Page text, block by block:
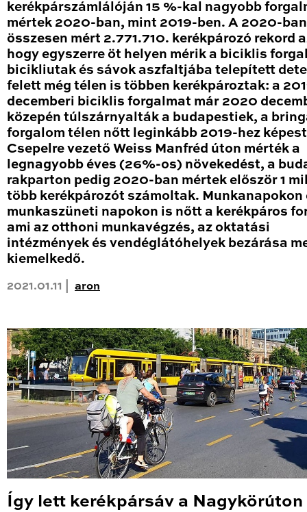
kerékpárszámlálóján 15 %-kal nagyobb
mértek 2020-ban, mint 2019-ben. A 2020-ban
összesen mért 2.771.710. kerékpározó rekord
hogy egyszerre öt helyen mérik a biciklis
bicikliutak és sávok aszfaltjába telepített
felett még télen is többen kerékpároztak: a
decemberi biciklis forgalmat már 2020
közepén túlszárnyalták a budapestiek, a
forgalom télen nőtt leginkább 2019-hez
Csepelre vezető Weiss Manfréd úton mérték a
legnagyobb éves (26%-os) növekedést, a
rakparton pedig 2020-ban mértek először 1
több kerékpározót számoltak. Munkanapokon
munkaszüneti napokon is nőtt a kerékpáros
ami az otthoni munkavégzés, az oktatási
intézmények és vendéglátóhelyek bezárása
kiemelkedő.
2021.01.11 | aron
Így lett kerékpársáv a Nagykörúton